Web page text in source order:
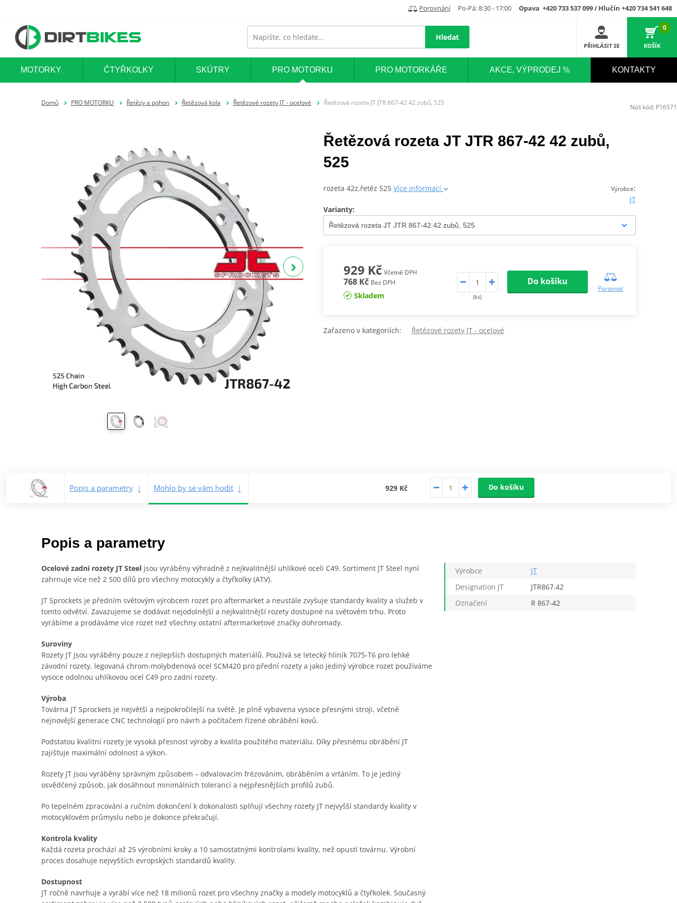
Porovnání Po-Pá: 8:30 - 17:00 Opava +420 733 537 099 / Hlučín +420 734 541 648
Hledat
PŘIHLÁSIT SE
0
KOŠÍK
MOTORKY ČTYŘKOLKY SKÚTRY PRO MOTORKU PRO MOTORKÁŘE AKCE, VÝPRODEJ % KONTAKTY
Domů PRO MOTORKU Řetězy a pohon Řetězová kola Řetězové rozety JT - ocelové Řetězová rozeta JT JTR 867-42 42 zubů, 525
Řetězová rozeta JT JTR 867-42 42 zubů,
525
Výrobce:
JT
rozeta 42z,řetěz 525 Více informací
Varianty:
929 Kč Včetně DPH
768 Kč Bez DPH
Skladem (ks)
Do košíku
Porovnat
Zařazeno v kategoriích: Řetězové rozety JT - ocelové
Popis a parametry Mohlo by se vám hodit 929 Kč Do košíku
Popis a parametry
Ocelové zadní rozety JT Steel jsou vyráběny výhradně z nejkvalitnější uhlíkové oceli C49. Sortiment JT Steel nyní
zahrnuje více než 2 500 dílů pro všechny motocykly a čtyřkolky (ATV).
JT Sprockets je předním světovým výrobcem rozet pro aftermarket a neustále zvyšuje standardy kvality a služeb v
tomto odvětví. Zavazujeme se dodávat nejodolnější a nejkvalitnější rozety dostupné na světovém trhu. Proto
vyrábíme a prodáváme více rozet než všechny ostatní aftermarketové značky dohromady.
Suroviny
Rozety JT jsou vyráběny pouze z nejlepších dostupných materiálů. Používá se letecký hliník 7075-T6 pro lehké
závodní rozety, legovaná chrom-molybdenová ocel SCM420 pro přední rozety a jako jediný výrobce rozet používáme
vysoce odolnou uhlíkovou ocel C49 pro zadní rozety.
Výroba
Továrna JT Sprockets je největší a nejpokročilejší na světě. Je plně vybavena vysoce přesnými stroji, včetně
nejnovější generace CNC technologií pro návrh a počítačem řízené obrábění kovů.
Podstatou kvalitní rozety je vysoká přesnost výroby a kvalita použitého materiálu. Díky přesnému obrábění JT
zajišťuje maximální odolnost a výkon.
Rozety JT jsou vyráběny správným způsobem – odvalovacím frézováním, obráběním a vrtáním. To je jediný
osvědčený způsob, jak dosáhnout minimálních tolerancí a nejpřesnějších profilů zubů.
Po tepelném zpracování a ručním dokončení k dokonalosti splňují všechny rozety JT nejvyšší standardy kvality v
motocyklovém průmyslu nebo je dokonce překračují.
Kontrola kvality
Každá rozeta prochází až 25 výrobními kroky a 10 samostatnými kontrolami kvality, než opustí továrnu. Výrobní
proces dosahuje nejvyšších evropských standardů kvality.
Dostupnost
JT ročně navrhuje a vyrábí více než 18 milionů rozet pro všechny značky a modely motocyklů a čtyřkolek. Současný
Výrobce
JT
Designation JT
JTR867.42
Označení
R 867-42
Náš kód: P16571